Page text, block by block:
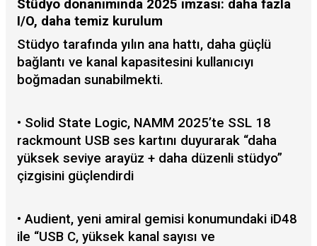
Stüdyo donanımında 2025 imzası: daha fazla
I/O, daha temiz kurulum
Stüdyo tarafında yılın ana hattı, daha güçlü
bağlantı ve kanal kapasitesini kullanıcıyı
boğmadan sunabilmekti.
• Solid State Logic, NAMM 2025’te SSL 18
rackmount USB ses kartını duyurarak “daha
yüksek seviye arayüz + daha düzenli stüdyo”
çizgisini güçlendirdi
• Audient, yeni amiral gemisi konumundaki iD48
ile “USB C, yüksek kanal sayısı ve